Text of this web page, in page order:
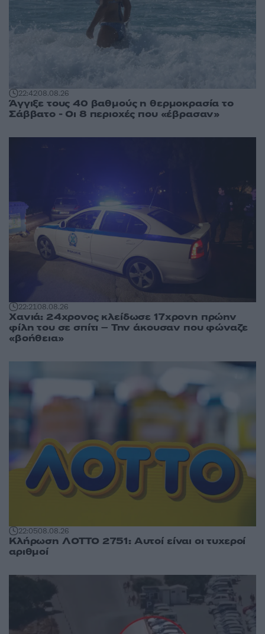
22:4208.08.26
Άγγιξε τους 40 βαθμούς η θερμοκρασία το
Σάββατο - Οι 8 περιοχές που «έβρασαν»
22:2108.08.26
Χανιά: 24χρονος κλείδωσε 17χρονη πρώην
φίλη του σε σπίτι – Την άκουσαν που φώναζε
«βοήθεια»
22:0508.08.26
Κλήρωση ΛΟΤΤΟ 2751: Αυτοί είναι οι τυχεροί
αριθμοί